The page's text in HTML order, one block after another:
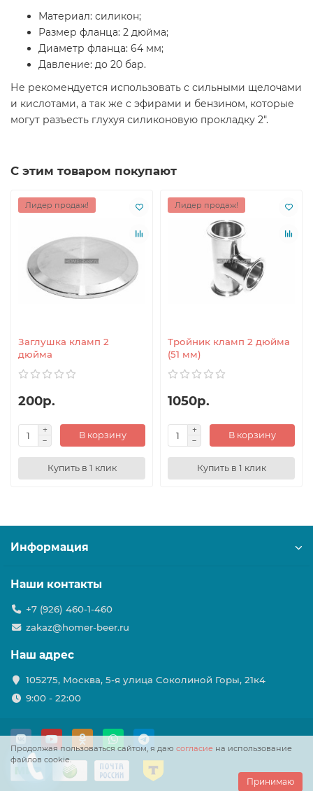
Материал: силикон;
Размер фланца: 2 дюйма;
Диаметр фланца: 64 мм;
Давление: до 20 бар.
Не рекомендуется использовать с сильными щелочами
и кислотами, а так же с эфирами и бензином, которые
могут разъесть глухуя силиконовую прокладку 2".
С этим товаром покупают
Лидер продаж!
Заглушка кламп 2
дюйма
200р.
В корзину
Купить в 1 клик
Лидер продаж!
Тройник кламп 2 дюйма
(51 мм)
1050р.
В корзину
Купить в 1 клик
Продолжая пользоваться сайтом, я даю согласие на использование
файлов cookie.
Принимаю
Информация
Наши контакты
+7 (926) 460-1-460
zakaz@homer-beer.ru
Наш адрес
105275, Москва, 5-я улица Соколиной Горы, 21к4
9:00 - 22:00